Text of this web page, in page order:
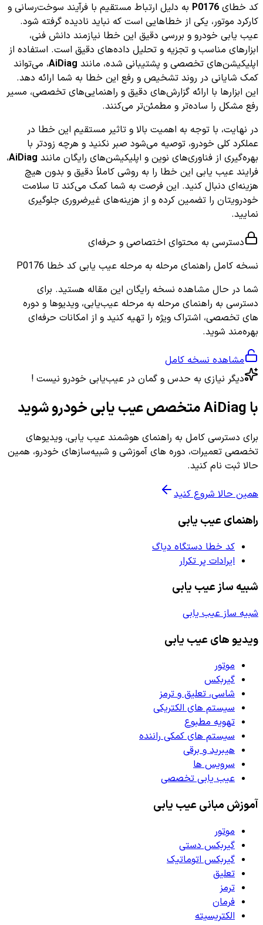
کد خطای P0176 به دلیل ارتباط مستقیم با فرآیند سوخت‌رسانی و
کارکرد موتور، یکی از خطاهایی است که نباید نادیده گرفته شود.
عیب یابی خودرو و بررسی دقیق این خطا نیازمند دانش فنی،
ابزارهای مناسب و تجزیه و تحلیل داده‌های دقیق است. استفاده از
اپلیکیشن‌های تخصصی و پشتیبانی شده، مانند AiDiag، می‌تواند
کمک شایانی در روند تشخیص و رفع این خطا به شما ارائه دهد.
این ابزارها با ارائه گزارش‌های دقیق و راهنمایی‌های تخصصی، مسیر
رفع مشکل را ساده‌تر و مطمئن‌تر می‌کنند.
در نهایت، با توجه به اهمیت بالا و تاثیر مستقیم این خطا در
عملکرد کلی خودرو، توصیه می‌شود صبر نکنید و هرچه زودتر با
بهره‌گیری از فناوری‌های نوین و اپلیکیشن‌های رایگان مانند AiDiag،
فرایند عیب یابی این خطا را به روشی کاملاً دقیق و بدون هیچ
هزینه‌ای دنبال کنید. این فرصت به شما کمک می‌کند تا سلامت
خودرویتان را تضمین کرده و از هزینه‌های غیرضروری جلوگیری
نمایید.
دسترسی به محتوای اختصاصی و حرفه‌ای
نسخه کامل راهنمای مرحله به مرحله عیب یابی کد خطا P0176
شما در حال مشاهده نسخه رایگان این مقاله هستید. برای
دسترسی به راهنمای مرحله به مرحله عیب‌یابی، ویدیوها و دوره
های تخصصی، اشتراک ویژه را تهیه کنید و از امکانات حرفه‌ای
بهره‌مند شوید.
مشاهده نسخه کامل
دیگر نیازی به حدس و گمان در عیب‌یابی خودرو نیست !
با AiDiag متخصص عیب یابی خودرو شوید
برای دسترسی کامل به راهنمای هوشمند عیب یابی، ویدیوهای
تخصصی تعمیرات، دوره های آموزشی و شبیه‌سازهای خودرو، همین
حالا ثبت نام کنید.
همین حالا شروع کنید
راهنمای عیب یابی
کد خطا دستگاه دیاگ
ایرادات پر تکرار
شبیه ساز عیب یابی
شبیه ساز عیب یابی
ویدیو های عیب یابی
موتور
گیربکس
شاسی، تعلیق و ترمز
سیستم های الکتریکی
تهویه مطبوع
سیستم های کمکی راننده
هیبرید و برقی
سرویس ها
عیب یابی تخصصی
آموزش مبانی عیب یابی
موتور
گیربکس دستی
گیربکس اتوماتیک
تعلیق
ترمز
فرمان
الکتریسیته